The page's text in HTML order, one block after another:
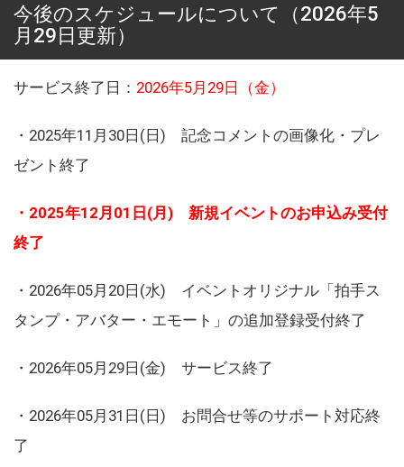
今後のスケジュールについて（2026年5
月29日更新）
サービス終了日： 2026年5月29日（金）
・2025年11月30日(日) 記念コメントの画像化・プレ
ゼント終了
・2025年12月01日(月) 新規イベントのお申込み受付
終了
・2026年05月20日(水) イベントオリジナル「拍手ス
タンプ・アバター・エモート」の追加登録受付終了
・2026年05月29日(金) サービス終了
・2026年05月31日(日) お問合せ等のサポート対応終
了